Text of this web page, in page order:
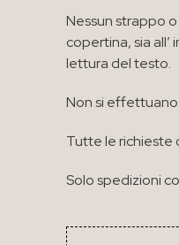
Nessun strappo
copertina, sia
lettura del testo.
Non si
Tutte le richieste
Solo spedizioni